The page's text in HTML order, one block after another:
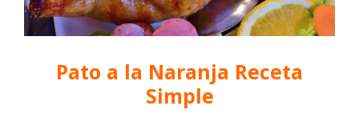
Pato a la Naranja Receta
Simple